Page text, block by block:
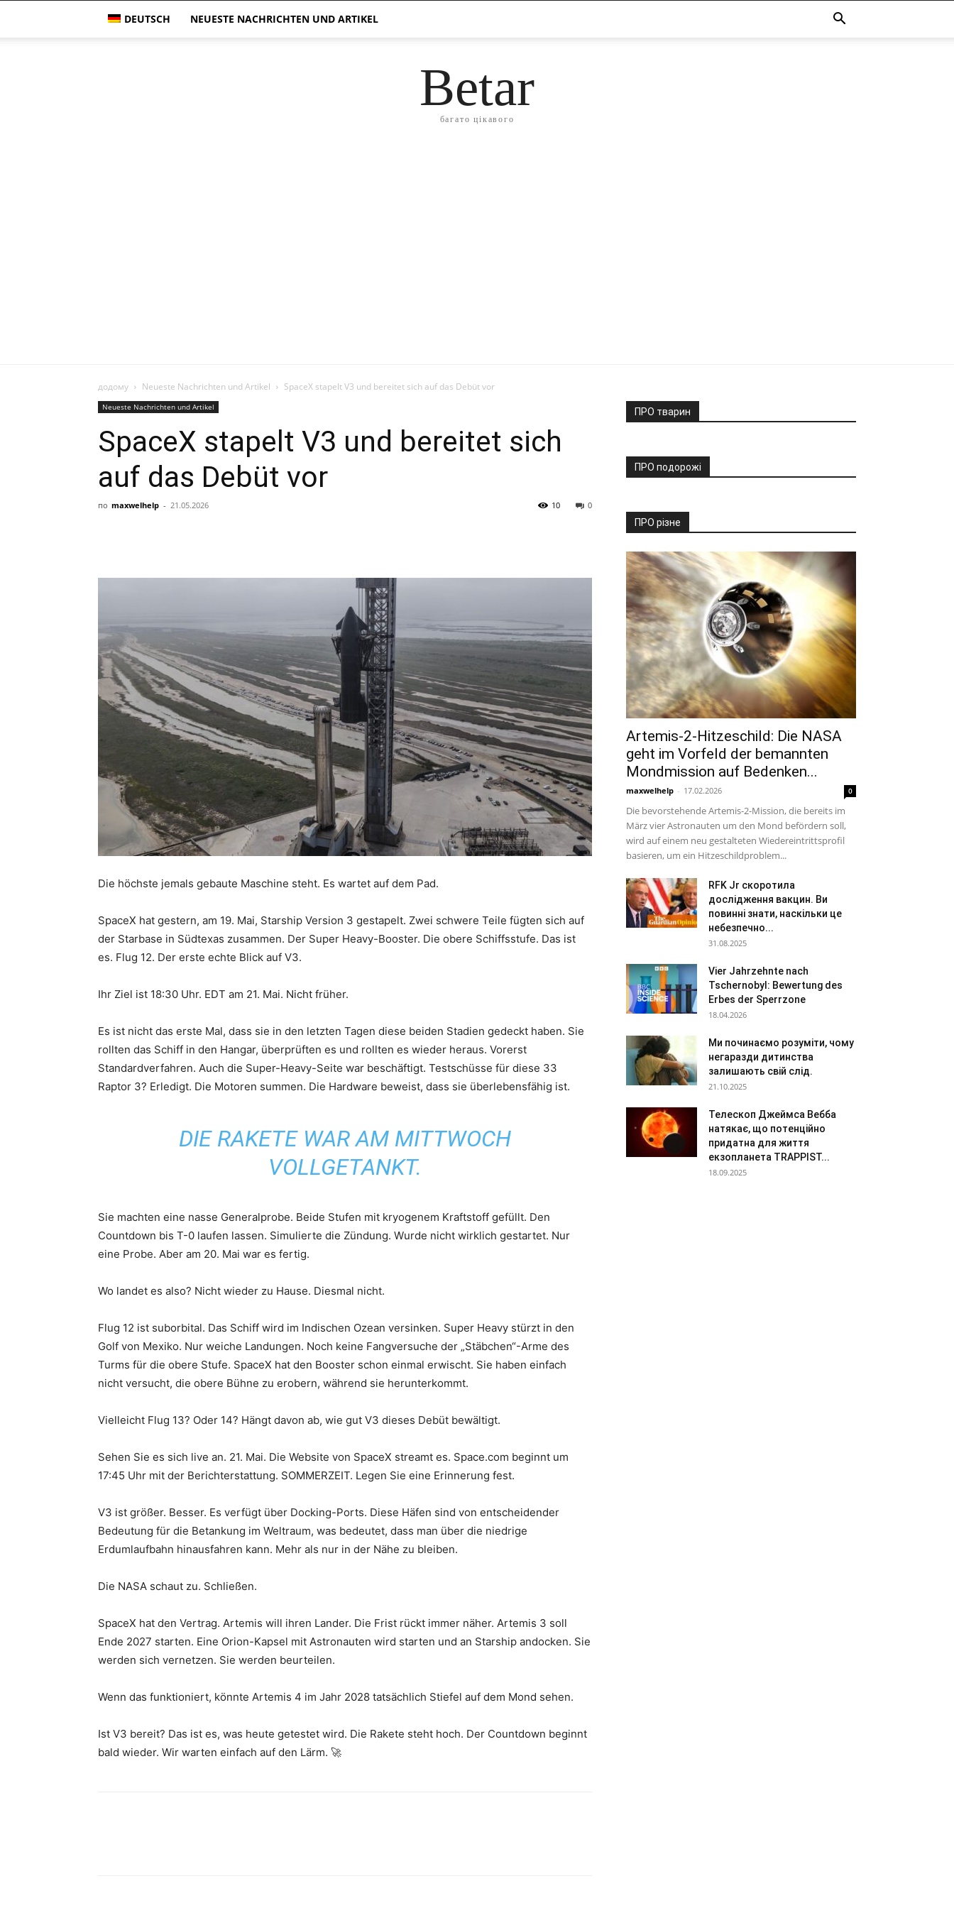
DEUTSCH NEUESTE NACHRICHTEN UND ARTIKEL
Betar
багато цікавого
додому Neueste Nachrichten und Artikel SpaceX stapelt V3 und bereitet sich auf das Debüt vor
Neueste Nachrichten und Artikel
SpaceX stapelt V3 und bereitet sich
auf das Debüt vor
по maxwelhelp - 21.05.2026 0
10
Die höchste jemals gebaute Maschine steht. Es wartet auf dem Pad.
SpaceX hat gestern, am 19. Mai, Starship Version 3 gestapelt. Zwei schwere Teile fügten sich auf
der Starbase in Südtexas zusammen. Der Super Heavy-Booster. Die obere Schiffsstufe. Das ist
es. Flug 12. Der erste echte Blick auf V3.
Ihr Ziel ist 18:30 Uhr. EDT am 21. Mai. Nicht früher.
Es ist nicht das erste Mal, dass sie in den letzten Tagen diese beiden Stadien gedeckt haben. Sie
rollten das Schiff in den Hangar, überprüften es und rollten es wieder heraus. Vorerst
Standardverfahren. Auch die Super-Heavy-Seite war beschäftigt. Testschüsse für diese 33
Raptor 3? Erledigt. Die Motoren summen. Die Hardware beweist, dass sie überlebensfähig ist.
DIE RAKETE WAR AM MITTWOCH
VOLLGETANKT.
Sie machten eine nasse Generalprobe. Beide Stufen mit kryogenem Kraftstoff gefüllt. Den
Countdown bis T-0 laufen lassen. Simulierte die Zündung. Wurde nicht wirklich gestartet. Nur
eine Probe. Aber am 20. Mai war es fertig.
Wo landet es also? Nicht wieder zu Hause. Diesmal nicht.
Flug 12 ist suborbital. Das Schiff wird im Indischen Ozean versinken. Super Heavy stürzt in den
Golf von Mexiko. Nur weiche Landungen. Noch keine Fangversuche der „Stäbchen“-Arme des
Turms für die obere Stufe. SpaceX hat den Booster schon einmal erwischt. Sie haben einfach
nicht versucht, die obere Bühne zu erobern, während sie herunterkommt.
Vielleicht Flug 13? Oder 14? Hängt davon ab, wie gut V3 dieses Debüt bewältigt.
Sehen Sie es sich live an. 21. Mai. Die Website von SpaceX streamt es. Space.com beginnt um
17:45 Uhr mit der Berichterstattung. SOMMERZEIT. Legen Sie eine Erinnerung fest.
V3 ist größer. Besser. Es verfügt über Docking-Ports. Diese Häfen sind von entscheidender
Bedeutung für die Betankung im Weltraum, was bedeutet, dass man über die niedrige
Erdumlaufbahn hinausfahren kann. Mehr als nur in der Nähe zu bleiben.
Die NASA schaut zu. Schließen.
SpaceX hat den Vertrag. Artemis will ihren Lander. Die Frist rückt immer näher. Artemis 3 soll
Ende 2027 starten. Eine Orion-Kapsel mit Astronauten wird starten und an Starship andocken. Sie
werden sich vernetzen. Sie werden beurteilen.
Wenn das funktioniert, könnte Artemis 4 im Jahr 2028 tatsächlich Stiefel auf dem Mond sehen.
Ist V3 bereit? Das ist es, was heute getestet wird. Die Rakete steht hoch. Der Countdown beginnt
bald wieder. Wir warten einfach auf den Lärm. 🚀
ПРО тварин
ПРО подорожі
ПРО різне
Artemis-2-Hitzeschild: Die NASA
geht im Vorfeld der bemannten
Mondmission auf Bedenken...
maxwelhelp - 17.02.2026 0
Die bevorstehende Artemis-2-Mission, die bereits im
März vier Astronauten um den Mond befördern soll,
wird auf einem neu gestalteten Wiedereintrittsprofil
basieren, um ein Hitzeschildproblem...
RFK Jr скоротила
дослідження вакцин. Ви
повинні знати, наскільки це
небезпечно...
31.08.2025
Vier Jahrzehnte nach
Tschernobyl: Bewertung des
Erbes der Sperrzone
18.04.2026
Ми починаємо розуміти, чому
негаразди дитинства
залишають свій слід.
21.10.2025
Телескоп Джеймса Вебба
натякає, що потенційно
придатна для життя
екзопланета TRAPPIST...
18.09.2025